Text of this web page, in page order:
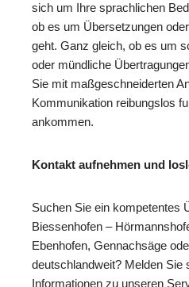
sich um Ihre sprachlichen
ob es um Übersetzungen
geht. Ganz gleich, ob es um
oder mündliche
Sie mit maßgeschneiderten
Kommunikation reibungslos
ankommen.
Kontakt aufnehmen und
Suchen Sie ein kompetentes
Biessenhofen –
Ebenhofen, Gennachsäge
deutschlandweit? Melden Sie
Informationen zu unseren